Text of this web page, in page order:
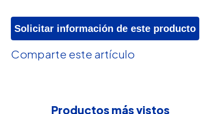
Solicitar información de este producto
Comparte este artículo
Productos más vistos